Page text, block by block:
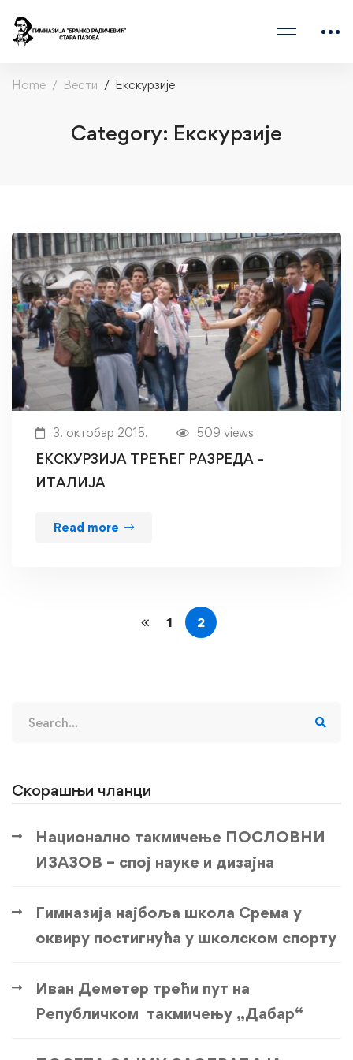
Home Вести Екскурзије
Category: Екскурзије
3. октобар 2015. 509 views
ЕКСКУРЗИЈА ТРЕЋЕГ РАЗРЕДА –
ИТАЛИЈА
Read more
1 2
for:
Скорашњи чланци
Национално такмичење ПОСЛОВНИ
ИЗАЗОВ – спој науке и дизајна
Гимназија најбоља школа Срема у
оквиру постигнућа у школском спорту
Иван Деметер трећи пут на
Републичком такмичењу „Дабар“